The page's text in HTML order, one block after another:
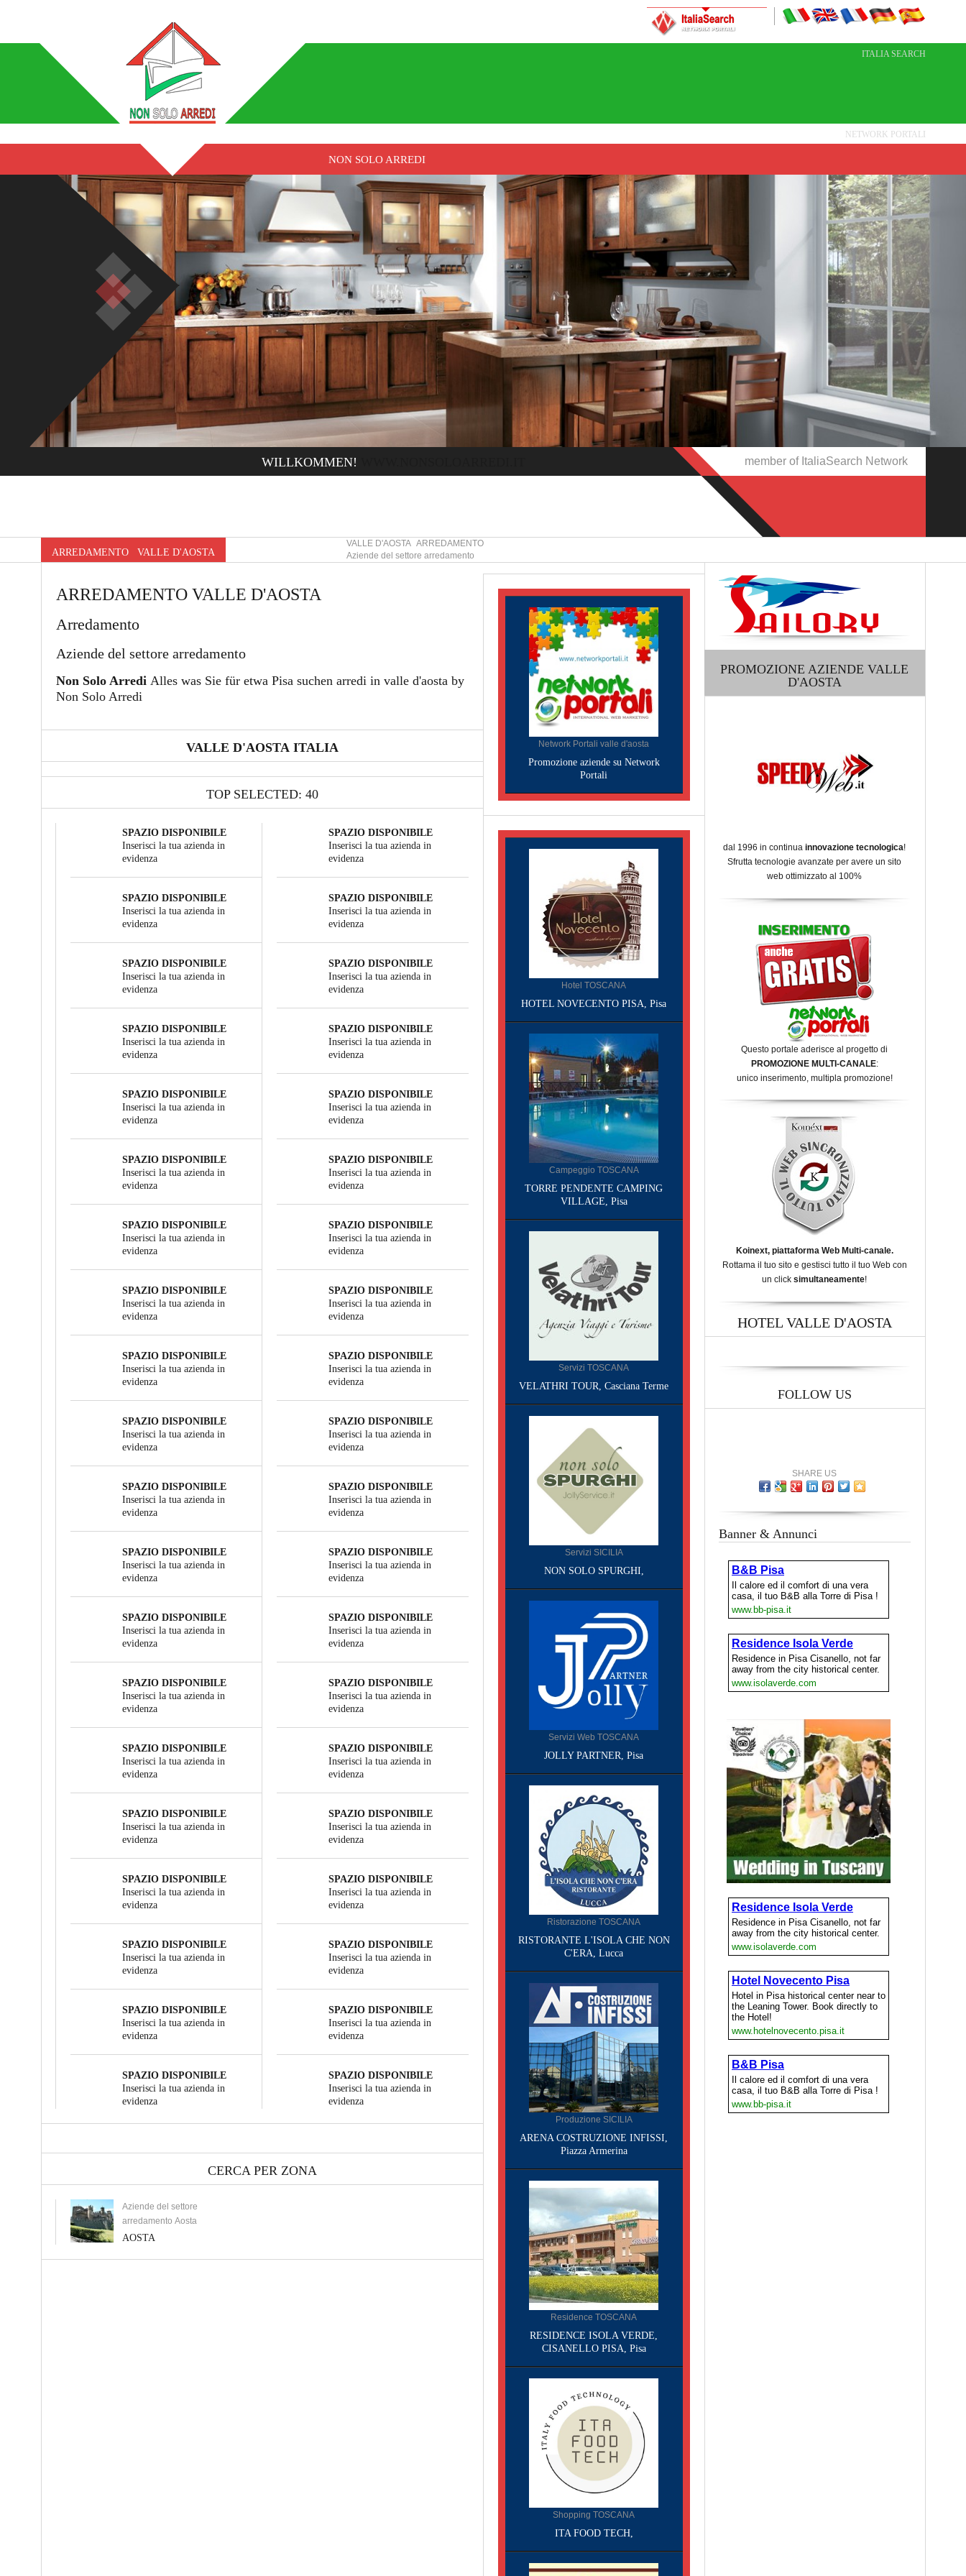
ITALIA SEARCH
NETWORK PORTALI
NON SOLO ARREDI
WILLKOMMEN! member of ItaliaSearch Network
ARREDAMENTO VALLE D'AOSTA
VALLE D'AOSTA ARREDAMENTO
Aziende del settore arredamento
ARREDAMENTO VALLE D'AOSTA
Arredamento
Aziende del settore arredamento
Non Solo ArrediAlles was Sie für etwa Pisa suchen arredi in valle d'aosta by
Non Solo Arredi
VALLE D'AOSTA ITALIA
TOP SELECTED: 40
SPAZIO DISPONIBILE
Inserisci la tua azienda in
evidenza
SPAZIO DISPONIBILE
Inserisci la tua azienda in
evidenza
SPAZIO DISPONIBILE
Inserisci la tua azienda in
evidenza
SPAZIO DISPONIBILE
Inserisci la tua azienda in
evidenza
SPAZIO DISPONIBILE
Inserisci la tua azienda in
evidenza
SPAZIO DISPONIBILE
Inserisci la tua azienda in
evidenza
SPAZIO DISPONIBILE
Inserisci la tua azienda in
evidenza
SPAZIO DISPONIBILE
Inserisci la tua azienda in
evidenza
SPAZIO DISPONIBILE
Inserisci la tua azienda in
evidenza
SPAZIO DISPONIBILE
Inserisci la tua azienda in
evidenza
SPAZIO DISPONIBILE
Inserisci la tua azienda in
evidenza
SPAZIO DISPONIBILE
Inserisci la tua azienda in
evidenza
SPAZIO DISPONIBILE
Inserisci la tua azienda in
evidenza
SPAZIO DISPONIBILE
Inserisci la tua azienda in
evidenza
SPAZIO DISPONIBILE
Inserisci la tua azienda in
evidenza
SPAZIO DISPONIBILE
Inserisci la tua azienda in
evidenza
SPAZIO DISPONIBILE
Inserisci la tua azienda in
evidenza
SPAZIO DISPONIBILE
Inserisci la tua azienda in
evidenza
SPAZIO DISPONIBILE
Inserisci la tua azienda in
evidenza
SPAZIO DISPONIBILE
Inserisci la tua azienda in
evidenza
SPAZIO DISPONIBILE
Inserisci la tua azienda in
evidenza
SPAZIO DISPONIBILE
Inserisci la tua azienda in
evidenza
SPAZIO DISPONIBILE
Inserisci la tua azienda in
evidenza
SPAZIO DISPONIBILE
Inserisci la tua azienda in
evidenza
SPAZIO DISPONIBILE
Inserisci la tua azienda in
evidenza
SPAZIO DISPONIBILE
Inserisci la tua azienda in
evidenza
SPAZIO DISPONIBILE
Inserisci la tua azienda in
evidenza
SPAZIO DISPONIBILE
Inserisci la tua azienda in
evidenza
SPAZIO DISPONIBILE
Inserisci la tua azienda in
evidenza
SPAZIO DISPONIBILE
Inserisci la tua azienda in
evidenza
SPAZIO DISPONIBILE
Inserisci la tua azienda in
evidenza
SPAZIO DISPONIBILE
Inserisci la tua azienda in
evidenza
SPAZIO DISPONIBILE
Inserisci la tua azienda in
evidenza
SPAZIO DISPONIBILE
Inserisci la tua azienda in
evidenza
SPAZIO DISPONIBILE
Inserisci la tua azienda in
evidenza
SPAZIO DISPONIBILE
Inserisci la tua azienda in
evidenza
SPAZIO DISPONIBILE
Inserisci la tua azienda in
evidenza
SPAZIO DISPONIBILE
Inserisci la tua azienda in
evidenza
SPAZIO DISPONIBILE
Inserisci la tua azienda in
evidenza
SPAZIO DISPONIBILE
Inserisci la tua azienda in
evidenza
CERCA PER ZONA
Aziende del settore
arredamento Aosta
AOSTA
Network Portali valle d'aosta
Promozione aziende su Network
Portali
Hotel TOSCANA
HOTEL NOVECENTO PISA, Pisa
Campeggio TOSCANA
TORRE PENDENTE CAMPING
VILLAGE, Pisa
Servizi TOSCANA
VELATHRI TOUR, Casciana Terme
Servizi SICILIA
NON SOLO SPURGHI,
Servizi Web TOSCANA
JOLLY PARTNER, Pisa
Ristorazione TOSCANA
RISTORANTE L'ISOLA CHE NON
C'ERA, Lucca
Produzione SICILIA
ARENA COSTRUZIONE INFISSI,
Piazza Armerina
Residence TOSCANA
RESIDENCE ISOLA VERDE,
CISANELLO PISA, Pisa
Shopping TOSCANA
ITA FOOD TECH,
PROMOZIONE AZIENDE VALLE
D'AOSTA
dal 1996 in continua innovazione tecnologica!
Sfrutta tecnologie avanzate per avere un sito
web ottimizzato al 100%
Questo portale aderisce al progetto di
PROMOZIONE MULTI-CANALE:
unico inserimento, multipla promozione!
Koinext, piattaforma Web Multi-canale.
Rottama il tuo sito e gestisci tutto il tuo Web con
un click simultaneamente!
HOTEL VALLE D'AOSTA
FOLLOW US
SHARE US
Banner & Annunci